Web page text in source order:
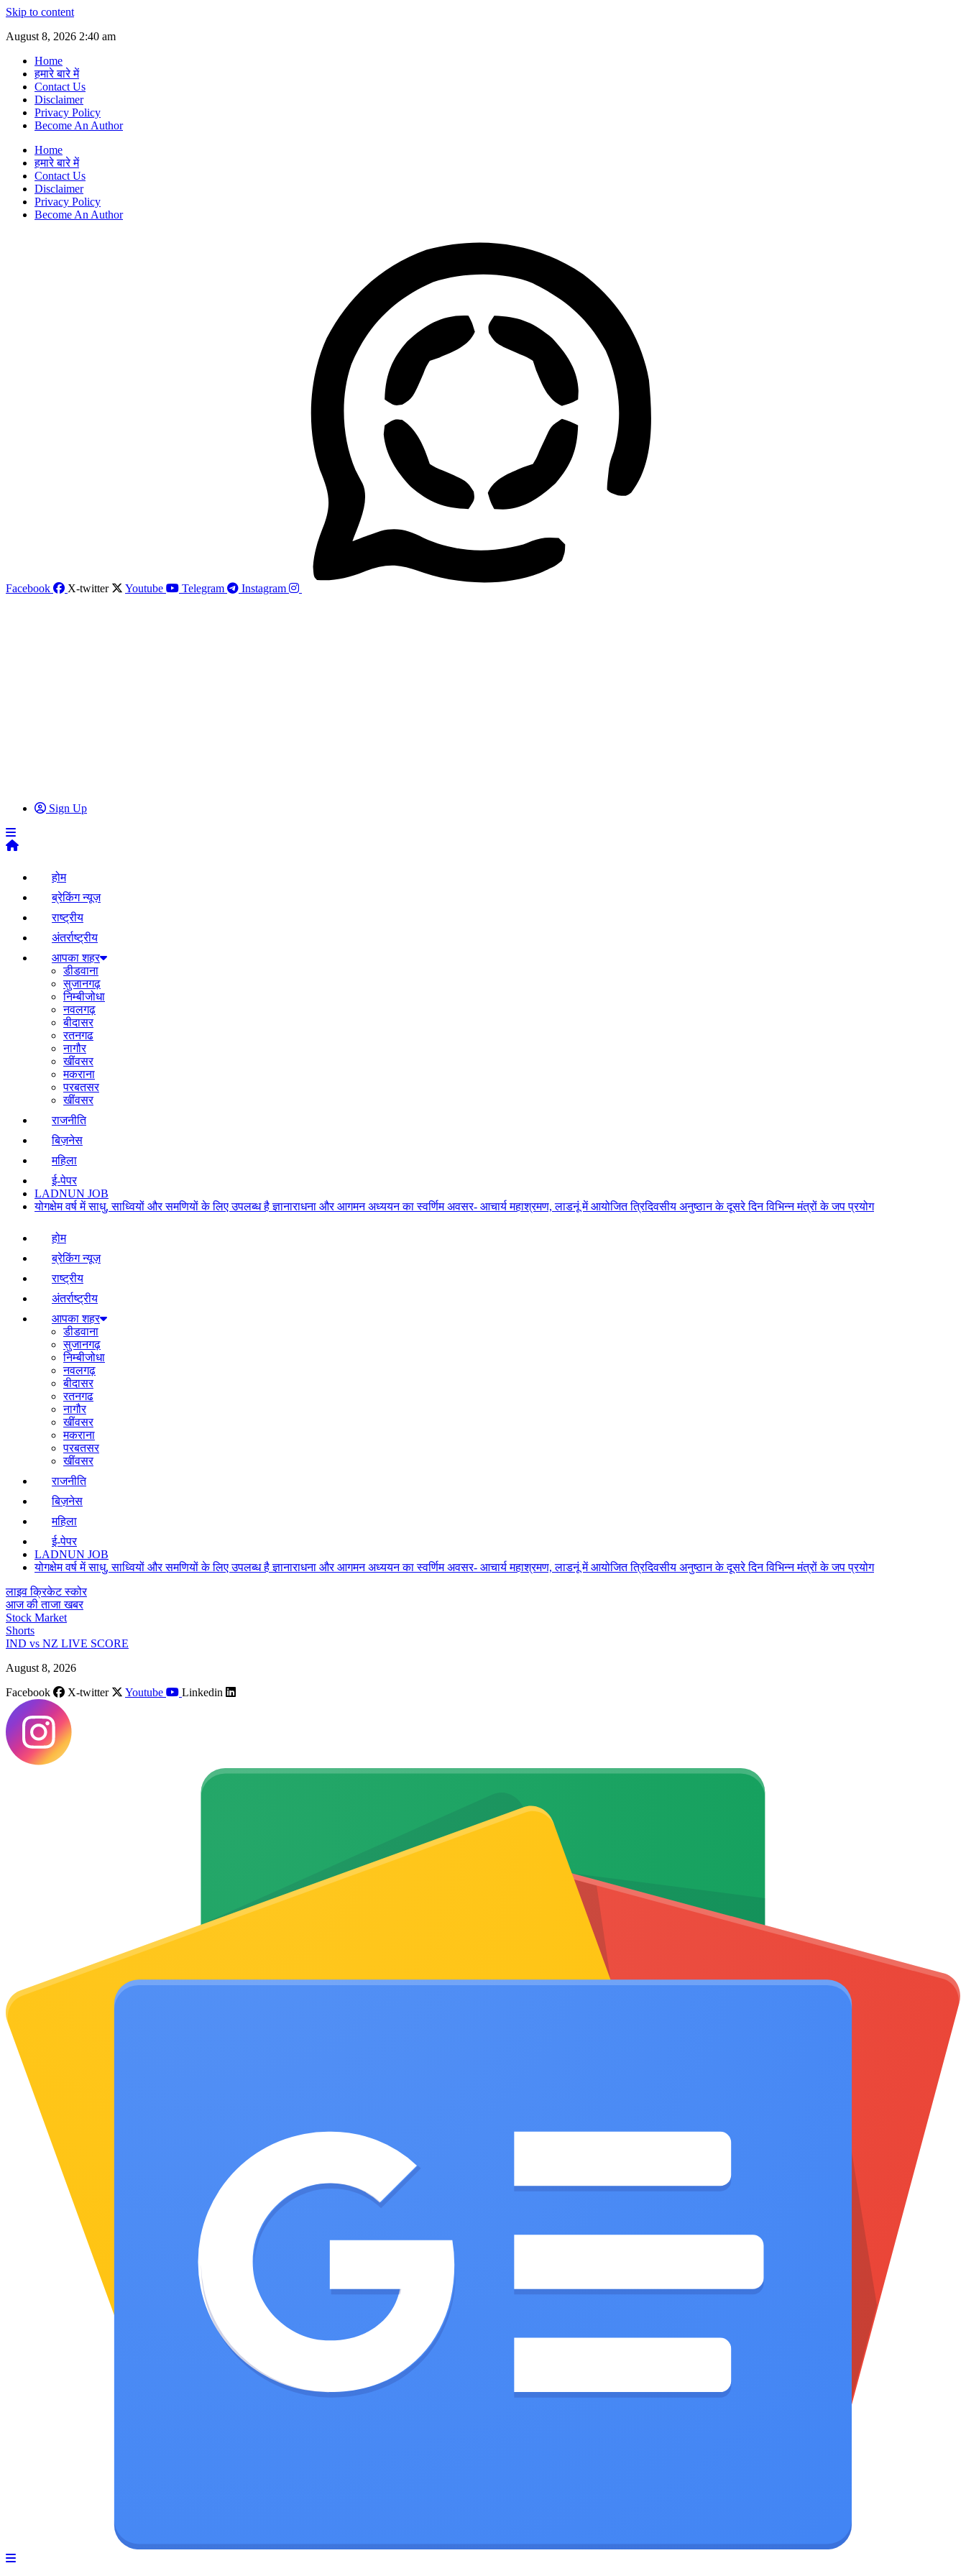
Skip to content
August 8, 2026 2:40 am
Home
हमारे बारे में
Contact Us
Disclaimer
Privacy Policy
Become An Author
Home
हमारे बारे में
Contact Us
Disclaimer
Privacy Policy
Become An Author
Facebook X-twitter Youtube Telegram Instagram
Sign Up
होम
ब्रेकिंग न्यूज़
राष्ट्रीय
अंतर्राष्ट्रीय
आपका शहर
डीडवाना
सुजानगढ़
निम्बीजोधा
नवलगढ़
बीदासर
रतनगढ
नागौर
खींवसर
मकराना
परबतसर
खींवसर
राजनीति
बिज़नेस
महिला
ई-पेपर
LADNUN JOB
योगक्षेम वर्ष में साधु, साध्वियों और समणियों के लिए उपलब्ध है ज्ञानाराधना और आगमन अध्ययन का स्वर्णिम अवसर- आचार्य महाश्रमण, लाडनूं में आयोजित त्रिदिवसीय अनुष्ठान के दूसरे दिन विभिन्न मंत्रों के जप प्रयोग
होम
ब्रेकिंग न्यूज़
राष्ट्रीय
अंतर्राष्ट्रीय
आपका शहर
डीडवाना
सुजानगढ़
निम्बीजोधा
नवलगढ़
बीदासर
रतनगढ
नागौर
खींवसर
मकराना
परबतसर
खींवसर
राजनीति
बिज़नेस
महिला
ई-पेपर
LADNUN JOB
योगक्षेम वर्ष में साधु, साध्वियों और समणियों के लिए उपलब्ध है ज्ञानाराधना और आगमन अध्ययन का स्वर्णिम अवसर- आचार्य महाश्रमण, लाडनूं में आयोजित त्रिदिवसीय अनुष्ठान के दूसरे दिन विभिन्न मंत्रों के जप प्रयोग
लाइव क्रिकेट स्कोर
आज की ताजा खबर
Stock Market
Shorts
IND vs NZ LIVE SCORE
August 8, 2026
Facebook
X-twitter Youtube Linkedin